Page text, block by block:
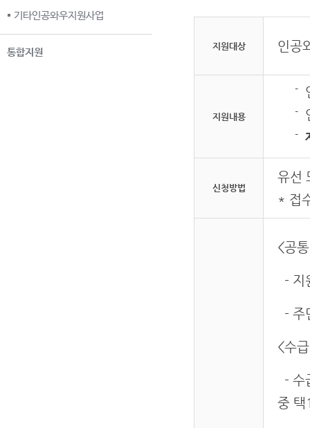
기타인공와우지원사업
통합지원
지원대상 인공
지원내용
신청방법
유선
* 접
<공
- 지
- 주
<수
- 수
중 택